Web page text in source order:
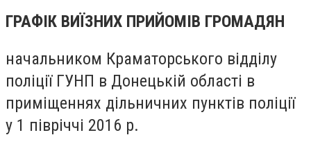
ГРАФІК ВИЇЗНИХ ПРИЙОМІВ ГРОМАДЯН
начальником Краматорського відділу
поліції ГУНП в Донецькій області в
приміщеннях дільничних пунктів поліції
у 1 півріччі 2016 р.